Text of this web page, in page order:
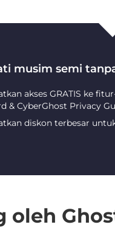
musim semi
akses GRATIS ke
& CyberGhost Privacy
diskon terbesar
oleh